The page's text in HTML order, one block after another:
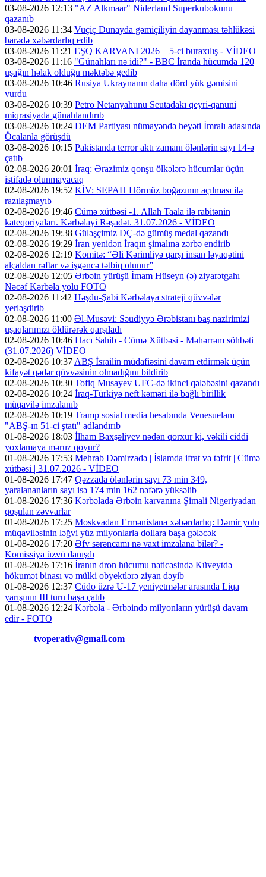
03-08-2026 12:13 "AZ Alkmaar" Niderland Superkubokunu
qazanıb
03-08-2026 11:34 Vuçiç Dunayda gəmiçiliyin dayanması təhlükəsi
barədə xəbərdarlıq edib
03-08-2026 11:21 EŞQ KARVANI 2026 – 5-ci buraxılış - VİDEO
03-08-2026 11:16 "Günahları nə idi?" - BBC İranda hücumda 120
uşağın həlak olduğu məktəbə gedib
03-08-2026 10:46 Rusiya Ukraynanın daha dörd yük gəmisini
vurdu
03-08-2026 10:39 Petro Netanyahunu Seutadakı qeyri-qanuni
miqrasiyada günahlandırıb
03-08-2026 10:24 DEM Partiyası nümayəndə heyəti İmralı adasında
Öcalanla görüşdü
03-08-2026 10:15 Pakistanda terror aktı zamanı ölənlərin sayı 14-ə
çatıb
02-08-2026 20:01 İraq: Ərazimiz qonşu ölkələrə hücumlar üçün
istifadə olunmayacaq
02-08-2026 19:52 KİV: SEPAH Hörmüz boğazının açılması ilə
razılaşmayıb
02-08-2026 19:46 Cümə xütbəsi -1. Allah Taala ilə rabitənin
kateqoriyaları. Kərbəlayi Rəşadət. 31.07.2026 - VİDEO
02-08-2026 19:38 Güləşçimiz DÇ-də gümüş medal qazandı
02-08-2026 19:29 İran yenidən İraqın şimalına zərbə endirib
02-08-2026 12:19 Komitə: “Əli Kərimliyə qarşı insan ləyaqətini
alçaldan rəftar və işgəncə tətbiq olunur”
02-08-2026 12:05 Ərbəin yürüşü İmam Hüseyn (ə) ziyarətgahı
Nəcəf Kərbəla yolu FOTO
02-08-2026 11:42 Həşdu-Şabi Kərbəlaya strateji qüvvələr
yerləşdirib
02-08-2026 11:00 Əl-Musəvi: Səudiyyə Ərəbistanı baş nazirimizi
uşaqlarımızı öldürərək qarşıladı
02-08-2026 10:46 Hacı Sahib - Cümə Xütbəsi - Məhərrəm söhbəti
(31.07.2026) VİDEO
02-08-2026 10:37 ABŞ İsrailin müdafiəsini davam etdirmək üçün
kifayət qədər qüvvəsinin olmadığını bildirib
02-08-2026 10:30 Tofiq Musayev UFC-də ikinci qələbəsini qazandı
02-08-2026 10:24 İraq-Türkiyə neft kəməri ilə bağlı birillik
müqavilə imzalanıb
02-08-2026 10:19 Tramp sosial media hesabında Venesuelanı
"ABŞ-ın 51-ci ştatı" adlandırıb
01-08-2026 18:03 İlham Baxşəliyev nədən qorxur ki, vəkili ciddi
yoxlamaya məruz qoyur?
01-08-2026 17:53 Mehrab Dəmirzadə | İslamda ifrat və təfrit | Cümə
xütbəsi | 31.07.2026 - VİDEO
01-08-2026 17:47 Qəzzada ölənlərin sayı 73 min 349,
yaralananların sayı isə 174 min 162 nəfərə yüksəlib
01-08-2026 17:36 Kərbəlada Ərbəin karvanına Şimali Nigeriyadan
qoşulan zəvvarlar
01-08-2026 17:25 Moskvadan Ermənistana xəbərdarlıq: Dəmir yolu
müqaviləsinin ləğvi yüz milyonlarla dollara başa gələcək
01-08-2026 17:20 Əfv sərəncamı nə vaxt imzalana bilər? -
Komissiya üzvü danışdı
01-08-2026 17:16 İranın dron hücumu nəticəsində Küveytdə
hökumət binası və mülki obyektlərə ziyan dəyib
01-08-2026 12:37 Cüdo üzrə U-17 yeniyetmələr arasında Liqa
yarışının III turu başa çatıb
01-08-2026 12:24 Kərbəla - Ərbəində milyonların yürüşü davam
edir - FOTO
tvoperativ@gmail.com